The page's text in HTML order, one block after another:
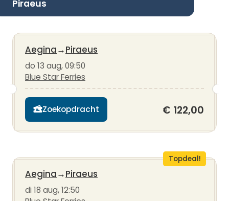
Piraeus
Aegina→Piraeus
do 13 aug, 09:50
Blue Star Ferries
Zoekopdracht € 122,00
Topdeal!
Aegina→Piraeus
di 18 aug, 12:50